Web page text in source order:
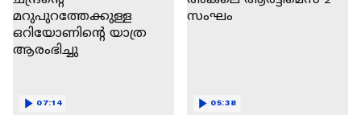
07:14 05:38